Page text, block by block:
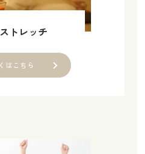
トレッチ
はこちら